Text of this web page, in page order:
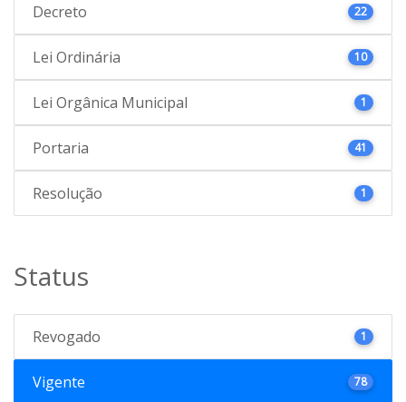
Decreto 22
Lei Ordinária 10
Lei Orgânica Municipal 1
Portaria 41
Resolução 1
Status
Revogado 1
Vigente 78